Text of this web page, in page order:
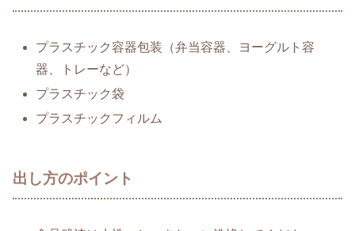
プラスチック容器包装（弁当容器、ヨーグルト容
器、トレーなど）
プラスチック袋
プラスチックフィルム
出し方のポイント